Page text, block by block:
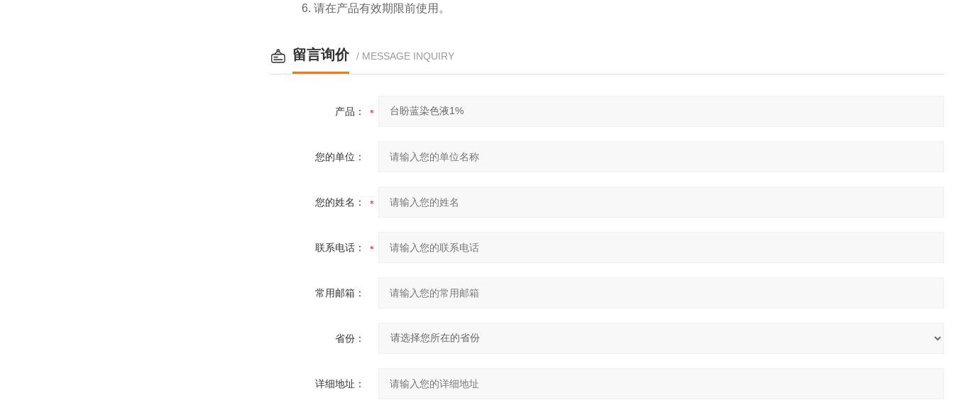
6. 请在产品有效期限前使用。
留言询价 / MESSAGE INQUIRY
产品：
您的单位：
您的姓名：
联系电话：
常用邮箱：
省份：
详细地址：